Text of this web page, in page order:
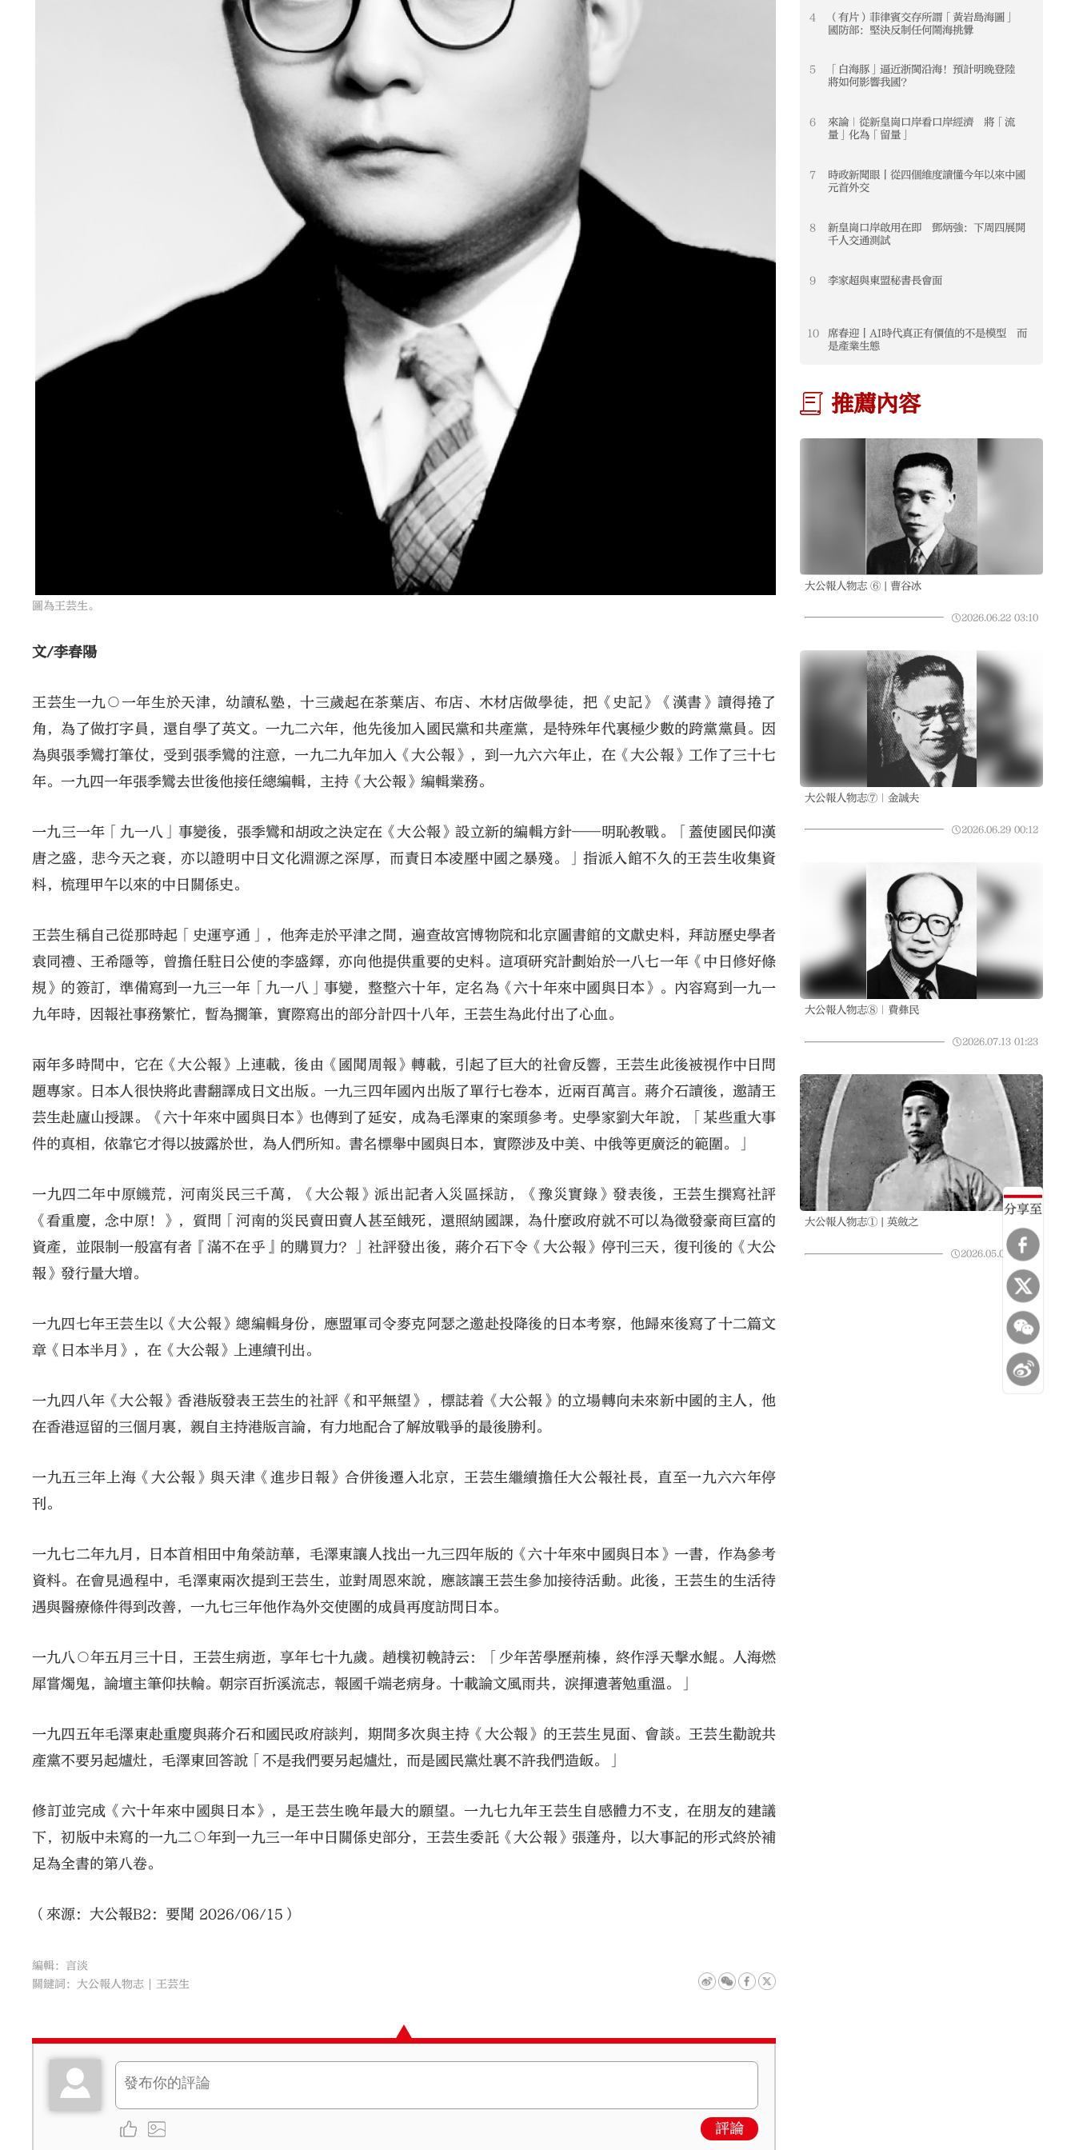
分享至
圖為王芸生。
文/李春陽
王芸生一九○一年生於天津，幼讀私塾，十三歲起在茶葉店、布店、木材店做學徒，把《史記》《漢書》讀得捲了
角，為了做打字員，還自學了英文。一九二六年，他先後加入國民黨和共產黨，是特殊年代裏極少數的跨黨黨員。因
為與張季鸞打筆仗，受到張季鸞的注意，一九二九年加入《大公報》，到一九六六年止，在《大公報》工作了三十七
年。一九四一年張季鸞去世後他接任總編輯，主持《大公報》編輯業務。
一九三一年「九一八」事變後，張季鸞和胡政之決定在《大公報》設立新的編輯方針——明恥教戰。「蓋使國民仰漢
唐之盛，悲今天之衰，亦以證明中日文化淵源之深厚，而責日本凌壓中國之暴殘。」指派入館不久的王芸生收集資
料，梳理甲午以來的中日關係史。
王芸生稱自己從那時起「史運亨通」，他奔走於平津之間，遍查故宮博物院和北京圖書館的文獻史料，拜訪歷史學者
袁同禮、王希隱等，曾擔任駐日公使的李盛鐸，亦向他提供重要的史料。這項研究計劃始於一八七一年《中日修好條
規》的簽訂，準備寫到一九三一年「九一八」事變，整整六十年，定名為《六十年來中國與日本》。內容寫到一九一
九年時，因報社事務繁忙，暫為擱筆，實際寫出的部分計四十八年，王芸生為此付出了心血。
兩年多時間中，它在《大公報》上連載，後由《國聞周報》轉載，引起了巨大的社會反響，王芸生此後被視作中日問
題專家。日本人很快將此書翻譯成日文出版。一九三四年國內出版了單行七卷本，近兩百萬言。蔣介石讀後，邀請王
芸生赴廬山授課。《六十年來中國與日本》也傳到了延安，成為毛澤東的案頭參考。史學家劉大年說，「某些重大事
件的真相，依靠它才得以披露於世，為人們所知。書名標舉中國與日本，實際涉及中美、中俄等更廣泛的範圍。」
一九四二年中原饑荒，河南災民三千萬，《大公報》派出記者入災區採訪，《豫災實錄》發表後，王芸生撰寫社評
《看重慶，念中原！》，質問「河南的災民賣田賣人甚至餓死，還照納國課，為什麼政府就不可以為徵發豪商巨富的
資產，並限制一般富有者『滿不在乎』的購買力？」社評發出後，蔣介石下令《大公報》停刊三天，復刊後的《大公
報》發行量大增。
一九四七年王芸生以《大公報》總編輯身份，應盟軍司令麥克阿瑟之邀赴投降後的日本考察，他歸來後寫了十二篇文
章《日本半月》，在《大公報》上連續刊出。
一九四八年《大公報》香港版發表王芸生的社評《和平無望》，標誌着《大公報》的立場轉向未來新中國的主人，他
在香港逗留的三個月裏，親自主持港版言論，有力地配合了解放戰爭的最後勝利。
一九五三年上海《大公報》與天津《進步日報》合併後遷入北京，王芸生繼續擔任大公報社長，直至一九六六年停
刊。
一九七二年九月，日本首相田中角榮訪華，毛澤東讓人找出一九三四年版的《六十年來中國與日本》一書，作為參考
資料。在會見過程中，毛澤東兩次提到王芸生，並對周恩來說，應該讓王芸生參加接待活動。此後，王芸生的生活待
遇與醫療條件得到改善，一九七三年他作為外交使團的成員再度訪問日本。
一九八○年五月三十日，王芸生病逝，享年七十九歲。趙樸初輓詩云：「少年苦學歷荊榛，終作浮天擊水鯤。人海燃
犀嘗燭鬼，論壇主筆仰扶輪。朝宗百折溪流志，報國千端老病身。十載論文風雨共，淚揮遺著勉重溫。」
一九四五年毛澤東赴重慶與蔣介石和國民政府談判，期間多次與主持《大公報》的王芸生見面、會談。王芸生勸說共
產黨不要另起爐灶，毛澤東回答說「不是我們要另起爐灶，而是國民黨灶裏不許我們造飯。」
修訂並完成《六十年來中國與日本》，是王芸生晚年最大的願望。一九七九年王芸生自感體力不支，在朋友的建議
下，初版中未寫的一九二○年到一九三一年中日關係史部分，王芸生委託《大公報》張蓬舟，以大事記的形式終於補
足為全書的第八卷。
（來源：大公報B2：要聞 2026/06/15）
編輯：言淡
關鍵詞： 大公報人物志 王芸生
評論
4
（有片）菲律賓交存所謂「黃岩島海圖」
國防部：堅決反制任何鬧海挑釁
5
「白海豚」逼近浙閩沿海！預計明晚登陸
將如何影響我國？
6
來論｜從新皇崗口岸看口岸經濟 將「流
量」化為「留量」
7
時政新聞眼丨從四個維度讀懂今年以來中國
元首外交
8
新皇崗口岸啟用在即 鄧炳強：下周四展開
千人交通測試
9 李家超與東盟秘書長會面
10
席春迎丨AI時代真正有價值的不是模型 而
是產業生態
推薦內容
大公報人物志 ⑥ | 曹谷冰
2026.06.22 03:10
大公報人物志⑦｜金誠夫
2026.06.29 00:12
大公報人物志⑧｜費彝民
2026.07.13 01:23
大公報人物志① | 英斂之
2026.05.04 02:22